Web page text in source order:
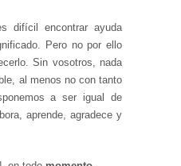
difícil encontrar ayuda
Pero no por ello
Sin vosotros, nada
al menos no con tanto
a ser igual de
aprende, agradece y